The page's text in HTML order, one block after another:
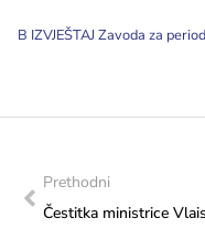
B IZVJEŠTAJ Zavoda za
Prethodni